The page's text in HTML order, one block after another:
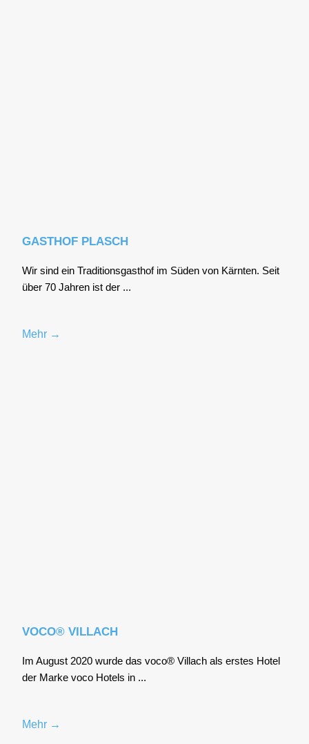
GASTHOF PLASCH
Wir sind ein Tra­di­ti­ons­gast­hof im Süden von Kärn­ten. Seit
über 70 Jah­ren ist der ...
Mehr →
VOCO® VILLACH
Im August 2020 wur­de das voco® Vil­lach als ers­tes Hotel
der Mar­ke voco Hotels in ...
Mehr →